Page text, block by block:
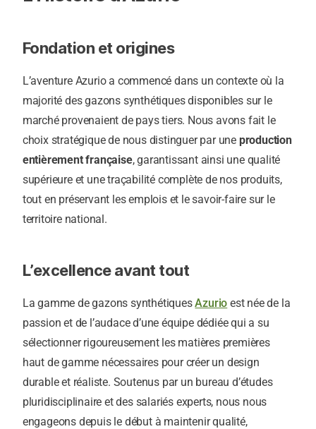
Fondation et origines
L’aventure Azurio a commencé dans un contexte où la
majorité des gazons synthétiques disponibles sur le
marché provenaient de pays tiers. Nous avons fait le
choix stratégique de nous distinguer par une production
entièrement française, garantissant ainsi une qualité
supérieure et une traçabilité complète de nos produits,
tout en préservant les emplois et le savoir-faire sur le
territoire national.
L’excellence avant tout
La gamme de gazons synthétiquesAzurio est née de la
passion et de l’audace d’une équipe dédiée qui a su
sélectionner rigoureusement les matières premières
haut de gamme nécessaires pour créer un design
durable et réaliste. Soutenus par un bureau d’études
pluridisciplinaire et des salariés experts, nous nous
engageons depuis le début à maintenir qualité,